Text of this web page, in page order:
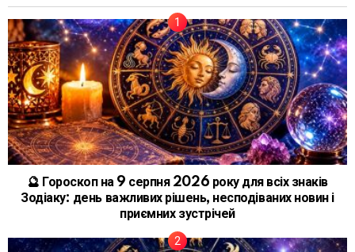
🔮 Гороскоп на 9 серпня 2026 року для всіх знаків
Зодіаку: день важливих рішень, несподіваних новин і
приємних зустрічей